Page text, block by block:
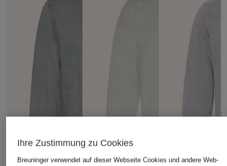
Ihre Zustimmung zu Cookies
Breuninger verwendet auf dieser Webseite Cookies und andere Web-